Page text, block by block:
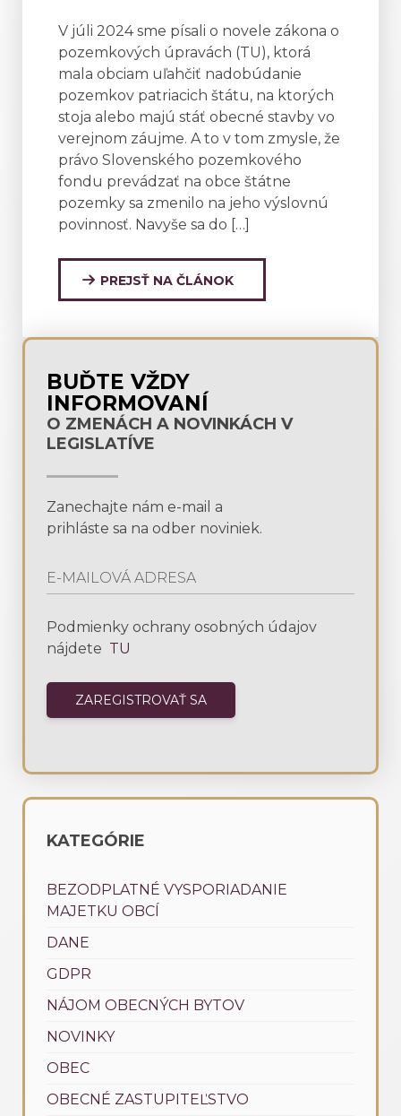
V júli 2024 sme písali o novele zákona o
pozemkových úpravách (TU), ktorá
mala obciam uľahčiť nadobúdanie
pozemkov patriacich štátu, na ktorých
stoja alebo majú stáť obecné stavby vo
verejnom záujme. A to v tom zmysle, že
právo Slovenského pozemkového
fondu prevádzať na obce štátne
pozemky sa zmenilo na jeho výslovnú
povinnosť. Navyše sa do […]
PREJSŤ NA ČLÁNOK
BUĎTE VŽDY
INFORMOVANÍ
O ZMENÁCH A NOVINKÁCH V
LEGISLATÍVE
Zanechajte nám e-mail a
prihláste sa na odber noviniek.
Podmienky ochrany osobných údajov
nájdete TU
KATEGÓRIE
BEZODPLATNÉ VYSPORIADANIE
MAJETKU OBCÍ
DANE
GDPR
NÁJOM OBECNÝCH BYTOV
NOVINKY
OBEC
OBECNÉ ZASTUPITEĽSTVO